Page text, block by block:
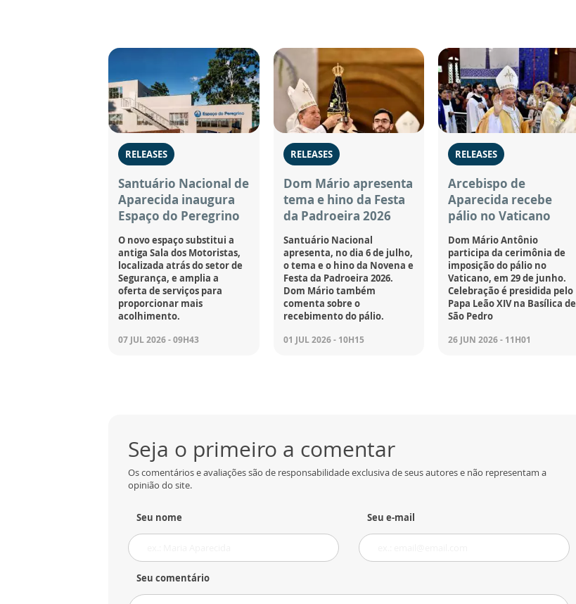
RELEASES
Santuário Nacional de
Aparecida inaugura
Espaço do Peregrino
O novo espaço substitui a
antiga Sala dos Motoristas,
localizada atrás do setor de
Segurança, e amplia a
oferta de serviços para
proporcionar mais
acolhimento.
07 JUL 2026 - 09H43
RELEASES
Dom Mário apresenta
tema e hino da Festa
da Padroeira 2026
Santuário Nacional
apresenta, no dia 6 de julho,
o tema e o hino da Novena e
Festa da Padroeira 2026.
Dom Mário também
comenta sobre o
recebimento do pálio.
01 JUL 2026 - 10H15
RELEASES
Arcebispo de
Aparecida recebe
pálio no Vaticano
Dom Mário Antônio
participa da cerimônia de
imposição do pálio no
Vaticano, em 29 de junho.
Celebração é presidida pelo
Papa Leão XIV na Basílica de
São Pedro
26 JUN 2026 - 11H01
Seja o primeiro a comentar
Os comentários e avaliações são de responsabilidade exclusiva de seus autores e não representam a
opinião do site.
Seu nome Seu e-mail
Seu comentário